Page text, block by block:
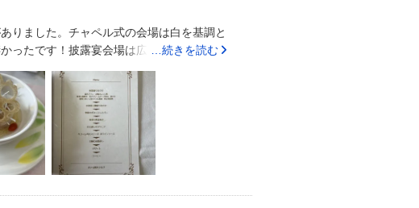
腹いっぱいになったよ！と言ってもらえる
苦手な人への料理変更も快く対応してもら
県庁がすぐ近くなのでバスも通ってます。
せん。もともと絶対こんな式にしたいとい
えると全部大丈夫です！と言ってもらえて
ち合わせの日程決めも、すぐ提携先と連絡
、装花にも必ず割引が付いていて、想像以
プライズでムービーを流したいと相談した
うです。相談しやすいプランナーさんがい
を抑えて結婚式を挙げれるところでした。
りました。チャペル式の会場は白を基調と
ったです！披露宴会場は広々としていて、
ぐらいどれも美味しくてオシャレで最高で
。ですが、目の前にバス停もあるのでバス
！！！！優しくて本当に気の利いた方でい
！そんな式場ですˆˆ料金等はしっかり聞い
ンとして別料金がかかってしまうものもあ
…続きを読む